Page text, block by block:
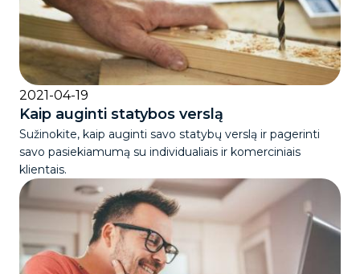
2021-04-19
Kaip auginti statybos verslą
Sužinokite, kaip auginti savo statybų verslą ir pagerinti
savo pasiekiamumą su individualiais ir komerciniais
klientais.